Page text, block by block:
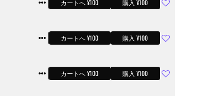
カートへ ¥100 購入 ¥100
カートへ ¥100 購入 ¥100
カートへ ¥100 購入 ¥100